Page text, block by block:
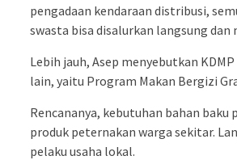
pengadaan kendaraan distribusi,
swasta bisa disalurkan langsung dan
Lebih jauh, Asep menyebutkan
lain, yaitu Program Makan Bergizi
Rencananya, kebutuhan bahan
produk peternakan warga sekitar.
pelaku usaha lokal.